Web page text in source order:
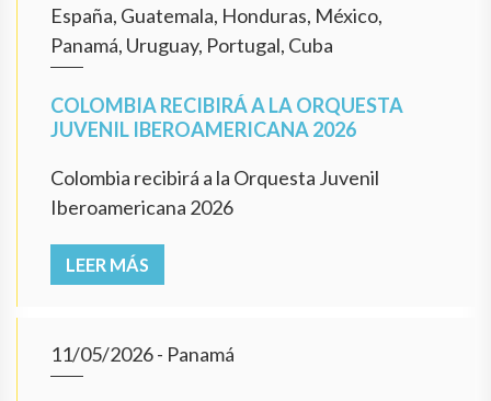
España, Guatemala, Honduras, México,
Panamá, Uruguay, Portugal, Cuba
COLOMBIA RECIBIRÁ A LA ORQUESTA
JUVENIL IBEROAMERICANA 2026
Colombia recibirá a la Orquesta Juvenil
Iberoamericana 2026
LEER MÁS
11/05/2026- Panamá